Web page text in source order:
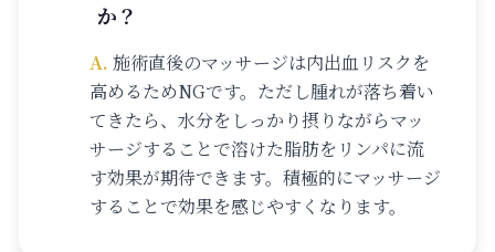
か？
A. 施術直後のマッサージは内出血リスクを
高めるためNGです。ただし腫れが落ち着い
てきたら、水分をしっかり摂りながらマッ
サージすることで溶けた脂肪をリンパに流
す効果が期待できます。積極的にマッサージ
することで効果を感じやすくなります。